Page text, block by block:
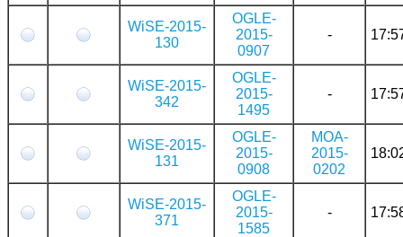
WiSE-2015-
130
OGLE-
2015-
0907
-
WiSE-2015-
342
OGLE-
2015-
1495
-
WiSE-2015-
131
OGLE-
2015-
0908
MOA-
2015-
0202
WiSE-2015-
371
OGLE-
2015-
1585
-